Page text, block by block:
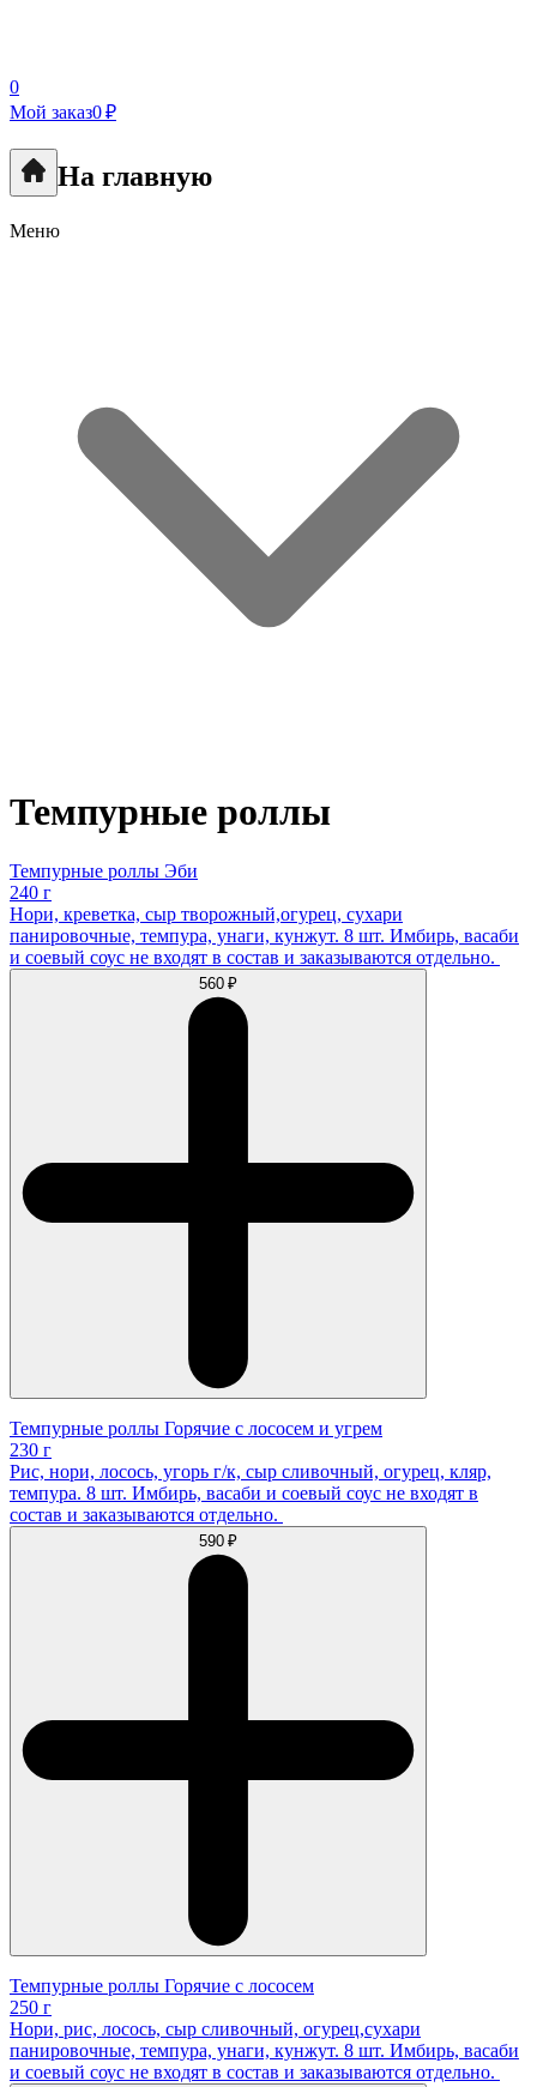
0
Мой заказ0 ₽
На главную
Меню
Темпурные роллы
Темпурные роллы Эби
240 г
Нори, креветка, сыр творожный,огурец, сухари
панировочные, темпура, унаги, кунжут. 8 шт. Имбирь, васаби
и соевый соус не входят в состав и заказываются отдельно.
560 ₽
Темпурные роллы Горячие с лососем и угрем
230 г
Рис, нори, лосось, угорь г/к, сыр сливочный, огурец, кляр,
темпура. 8 шт. Имбирь, васаби и соевый соус не входят в
состав и заказываются отдельно.
590 ₽
Темпурные роллы Горячие с лососем
250 г
Нори, рис, лосось, сыр сливочный, огурец,сухари
панировочные, темпура, унаги, кунжут. 8 шт. Имбирь, васаби
и соевый соус не входят в состав и заказываются отдельно.